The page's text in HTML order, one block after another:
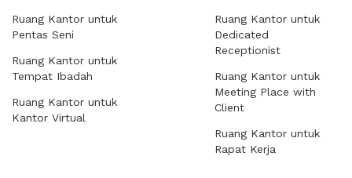
Ruang Kantor untuk
Pentas Seni
Ruang Kantor untuk
Tempat Ibadah
Ruang Kantor untuk
Kantor Virtual
Ruang Kantor untuk
Dedicated
Receptionist
Ruang Kantor untuk
Meeting Place with
Client
Ruang Kantor untuk
Rapat Kerja